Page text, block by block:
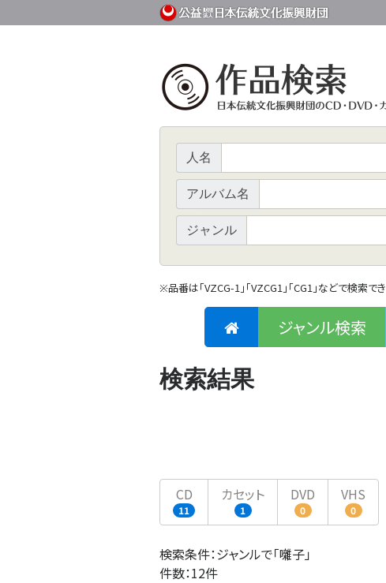
人名
アルバム名
ジャンル
※品番は「VZCG-1」「VZCG1」「CG1」などで検索でき
ジャンル検索
検索結果
CD
11
カセット
1
DVD
0
VHS
0
検索条件：ジャンルで「囃子」
件数：12件